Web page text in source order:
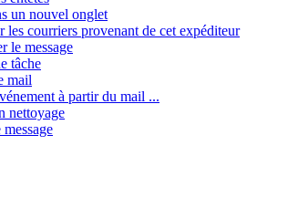
un nouvel onglet
les courriers provenant de cet expéditeur
le message
tâche
mail
à partir du mail ...
nettoyage